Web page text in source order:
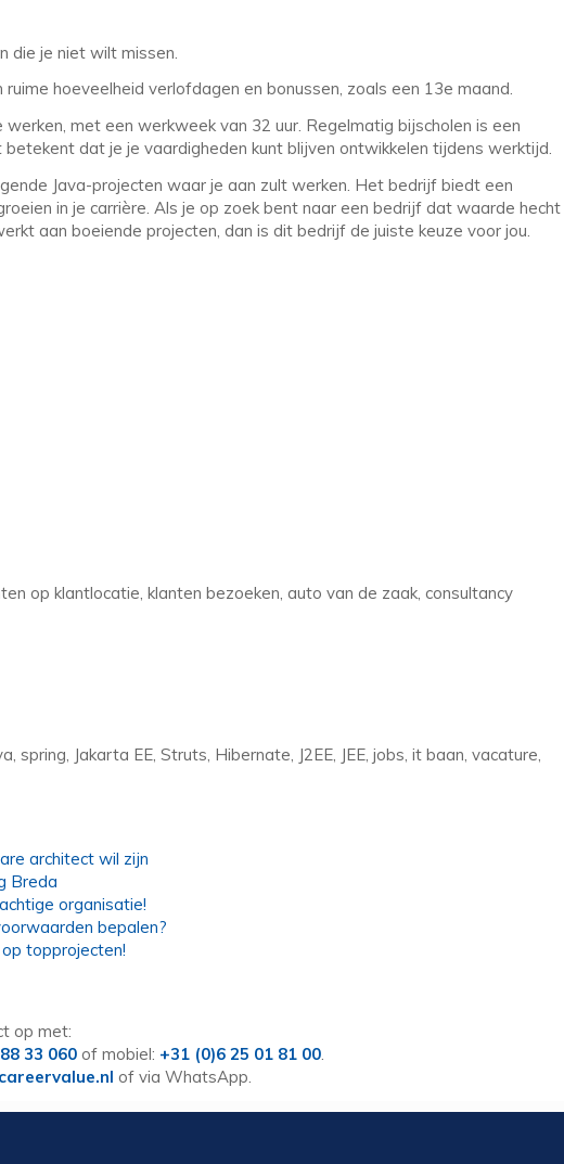
die je niet wilt missen.
hoeveelheid verlofdagen en bonussen, zoals een 13e maand.
met een werkweek van 32 uur. Regelmatig bijscholen is een
dat je je vaardigheden kunt blijven ontwikkelen tijdens werktijd.
Java-projecten waar je aan zult werken. Het bedrijf biedt een
in je carrière. Als je op zoek bent naar een bedrijf dat waarde hecht
aan boeiende projecten, dan is dit bedrijf de juiste keuze voor jou.
op klantlocatie, klanten bezoeken, auto van de zaak, consultancy
spring, Jakarta EE, Struts, Hibernate, J2EE, JEE, jobs, it baan, vacature,
architect wil zijn
Breda
organisatie!
bepalen?
topprojecten!
op met:
33 060 of mobiel: +31 (0)6 25 01 81 00
of via WhatsApp.